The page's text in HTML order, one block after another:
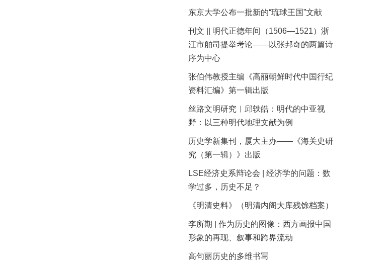
东京大学公布一批新的“琉球王国”文献
刊文 || 明代正德年间（1506—1521）浙
江市舶司提举考论——以张邦奇的两篇诗
序为中心
张伯伟教授主编《高丽朝鲜时代中国行纪
资料汇编》第一辑出版
丝路文明研究︱邱轶皓：明代的中亚视
野：以三种明代地理文献为例
历史学新集刊，厦大主办——《海关史研
究（第一辑）》出版
LSE经济史系辩论会 | 经济学的问题：数
学过多，历史不足？
《明清史料》（明清内阁大库残馀档案）
李所期 | 作为历史的图像：西方画报中国
形象的再现、叙事和跨界流动
高句丽历史的多维书写